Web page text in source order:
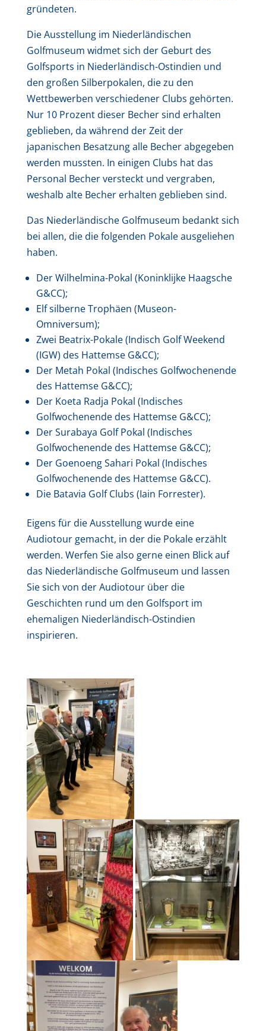
gründeten.
Die Ausstellung im Niederländischen
Golfmuseum widmet sich der Geburt des
Golfsports in Niederländisch-Ostindien und
den großen Silberpokalen, die zu den
Wettbewerben verschiedener Clubs gehörten.
Nur 10 Prozent dieser Becher sind erhalten
geblieben, da während der Zeit der
japanischen Besatzung alle Becher abgegeben
werden mussten. In einigen Clubs hat das
Personal Becher versteckt und vergraben,
weshalb alte Becher erhalten geblieben sind.
Das Niederländische Golfmuseum bedankt sich
bei allen, die die folgenden Pokale ausgeliehen
haben.
Der Wilhelmina-Pokal (Koninklijke Haagsche
G&CC);
Elf silberne Trophäen (Museon-
Omniversum);
Zwei Beatrix-Pokale (Indisch Golf Weekend
(IGW) des Hattemse G&CC);
Der Metah Pokal (Indisches Golfwochenende
des Hattemse G&CC);
Der Koeta Radja Pokal (Indisches
Golfwochenende des Hattemse G&CC);
Der Surabaya Golf Pokal (Indisches
Golfwochenende des Hattemse G&CC);
Der Goenoeng Sahari Pokal (Indisches
Golfwochenende des Hattemse G&CC).
Die Batavia Golf Clubs (Iain Forrester).
Eigens für die Ausstellung wurde eine
Audiotour gemacht, in der die Pokale erzählt
werden. Werfen Sie also gerne einen Blick auf
das Niederländische Golfmuseum und lassen
Sie sich von der Audiotour über die
Geschichten rund um den Golfsport im
ehemaligen Niederländisch-Ostindien
inspirieren.